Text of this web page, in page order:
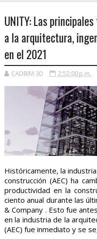
UNITY: Las
a la arquitectura,
en el 2021
CADBIM 3D 2:52:00 p.m.
Históricamente, la
construcción (AEC) ha
productividad en la
ciento anual durante las
& Company . Esto fue
en la industria de la
(AEC) fue inmediato y se